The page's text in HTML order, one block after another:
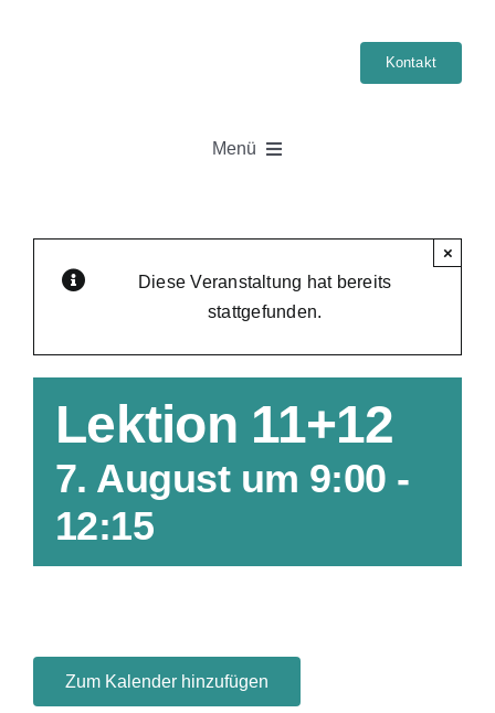
Menü
Führerschein
Klassen
Kurse
Fahrschule
Kontakt
Diese Veranstaltung hat bereits
stattgefunden.
×
Lektion 11+12
7. August um 9:00 -
12:15
Zum Kalender hinzufügen